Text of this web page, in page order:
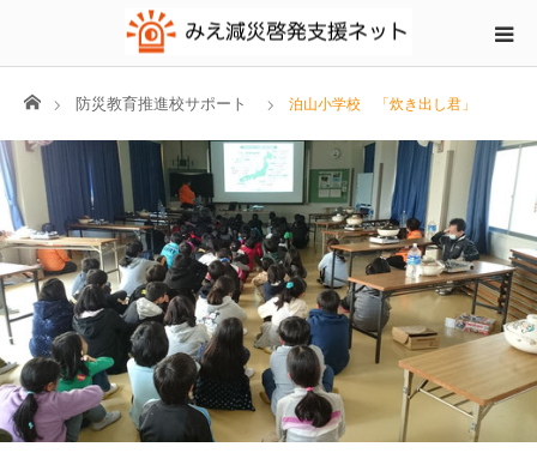
ホーム防災教育推進校サポート 泊山小学校 「炊き出し君」